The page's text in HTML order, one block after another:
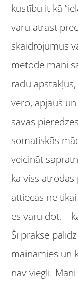
kustību it kā
varu atrast
skaidrojumus
metodē mani
radu
vēro, apjauš
savas
somatiskās
veicināt
ka viss
attiecas ne
es varu dot, –
Šī prakse
maināmies un
nav viegli.